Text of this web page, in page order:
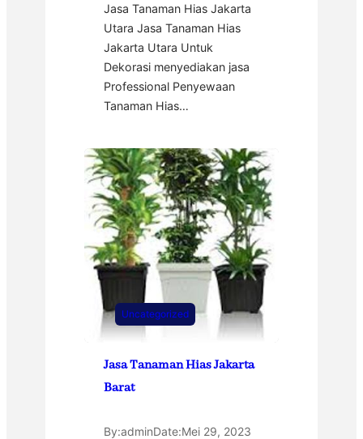
Jasa Tanaman Hias Jakarta
Utara Jasa Tanaman Hias
Jakarta Utara Untuk
Dekorasi menyediakan jasa
Professional Penyewaan
Tanaman Hias…
Uncategorized
Jasa Tanaman Hias Jakarta
Barat
By:adminDate:Mei 29, 2023